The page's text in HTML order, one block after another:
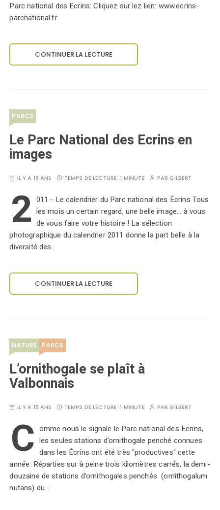
Parc national des Ecrins: Cliquez sur lez lien: www.ecrins-
parcnational.fr
CONTINUER LA LECTURE
PARCS
Le Parc National des Ecrins en
images
IL Y A 16 ANS TEMPS DE LECTURE :1 MINUTE PARGILBERT
2 011 - Le calendrier du Parc national des Écrins Tous
les mois un certain regard, une belle image... à vous
de vous faire votre histoire ! La sélection
photographique du calendrier 2011 donne la part belle à la
diversité des…
CONTINUER LA LECTURE
NATURE PARCS
L’ornithogale se plaît à
Valbonnais
IL Y A 16 ANS TEMPS DE LECTURE :1 MINUTE PARGILBERT
C omme nous le signale le Parc national des Ecrins,
les seules stations d'ornithogale penché connues
dans les Écrins ont été très "productives" cette
année. Réparties sur à peine trois kilomètres carrés, la demi-
douzaine de stations d'ornithogales penchés (ornithogalum
nutans) du…